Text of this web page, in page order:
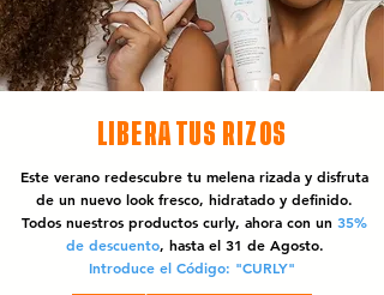
LIBERA TUS RIZOS
Este verano redescubre tu melena rizada y disfruta
de un nuevo look fresco, hidratado y definido.
Todos nuestros productos curly, ahora con un 35%
de descuento, hasta el 31 de Agosto.
Introduce el Código: "CURLY"